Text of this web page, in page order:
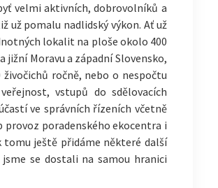
velmi aktivních, dobrovolníků a
pomalu nadlidský výkon. Ať už
lokalit na ploše okolo 400
jižní Moravu a západní Slovensko,
ročně, nebo o nespočtu
vstupů do sdělovacích
ve správních řízeních včetně
provoz poradenského ekocentra i
tomu ještě přidáme některé další
se dostali na samou hranici